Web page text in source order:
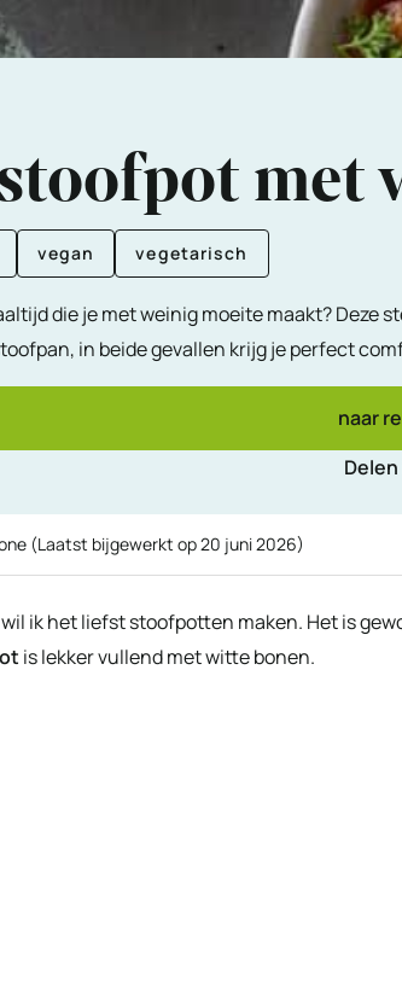
met
vegan vegetarisch
die je met weinig moeite maakt? Deze
in beide gevallen krijg je perfect
naar
(Laatst bijgewerkt op20 juni 2026)
ik het liefst stoofpotten maken. Het is
is lekker vullend met witte bonen.